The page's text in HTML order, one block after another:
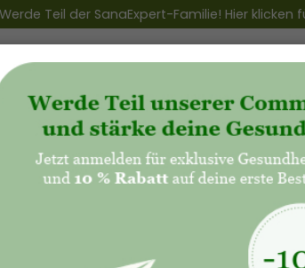
Werde Teil der SanaExpert-Familie! Hier klicken
Club
für Mütter: Balance zwischen